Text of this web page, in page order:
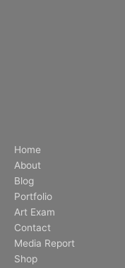
Home
About
Blog
Portfolio
Art Exam
Contact
Media Report
Shop